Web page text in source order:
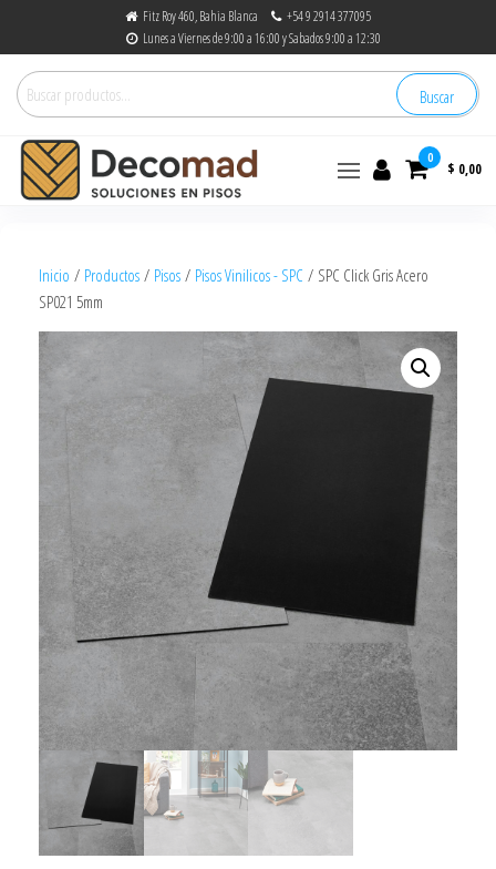
Fitz Roy 460, Bahia Blanca
+54 9 2914 377095
Lunes a Viernes de 9:00 a 16:00 y Sabados 9:00 a 12:30
Buscar
0
$ 0,00
Inicio / Productos / Pisos / Pisos Vinilicos - SPC / SPC Click Gris Acero
SP021 5mm